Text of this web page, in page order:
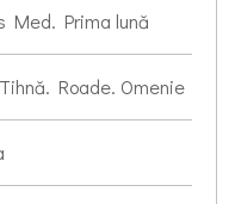
Med. Prima lună
Roade. Omenie